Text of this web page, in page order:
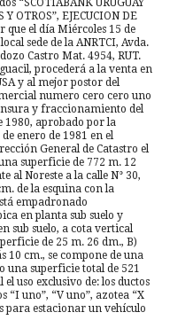
“SCOTIABANK URUGUAY
OTROS”, EJECUCION DE
que el día Miércoles 15 de
sede de la ANRTCI, Avda.
Castro Mat. 4954, RUT.
procederá a la venta en
y al mejor postor del
numero cero cero uno
y fraccionamiento del
1980, aprobado por la
enero de 1981 en el
General de Catastro el
superficie de 772 m. 12
al Noreste a la calle N° 30,
de la esquina con la
empadronado
en planta sub suelo y
sub suelo, a cota vertical
de 25 m. 26 dm., B)
10 cm., se compone de una
una superficie total de 521
uso exclusivo de: los ductos
“I uno”, “V uno”, azotea “X
para estacionar un vehículo